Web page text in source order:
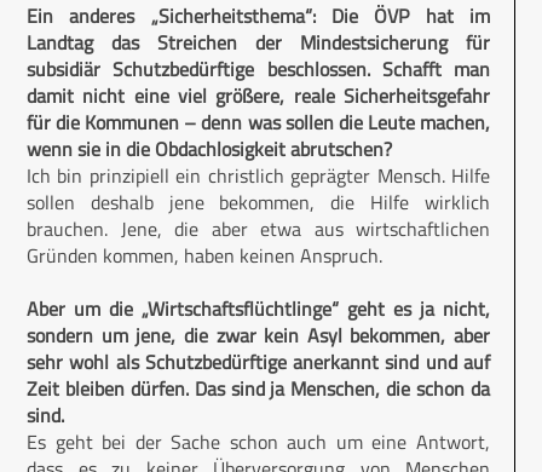
Ein anderes „Sicherheitsthema“: Die ÖVP hat im
Landtag das Streichen der Mindestsicherung für
subsidiär Schutzbedürftige beschlossen. Schafft man
damit nicht eine viel größere, reale Sicherheitsgefahr
für die Kommunen – denn was sollen die Leute machen,
wenn sie in die Obdachlosigkeit abrutschen?
Ich bin prinzipiell ein christlich geprägter Mensch. Hilfe
sollen deshalb jene bekommen, die Hilfe wirklich
brauchen. Jene, die aber etwa aus wirtschaftlichen
Gründen kommen, haben keinen Anspruch.
Aber um die „Wirtschaftsflüchtlinge“ geht es ja nicht,
sondern um jene, die zwar kein Asyl bekommen, aber
sehr wohl als Schutzbedürftige anerkannt sind und auf
Zeit bleiben dürfen. Das sind ja Menschen, die schon da
sind.
Es geht bei der Sache schon auch um eine Antwort,